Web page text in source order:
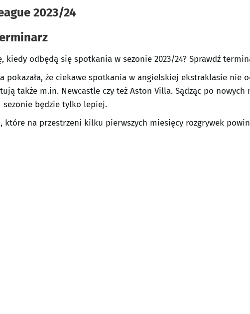
2023/24
kiedy odbędą się spotkania w sezonie 2023/24? Sprawdź
pokazała, że ciekawe spotkania w angielskiej ekstraklasie nie
także m.in. Newcastle czy też Aston Villa. Sądząc po
sezonie będzie tylko lepiej.
które na przestrzeni kilku pierwszych miesięcy rozgrywek